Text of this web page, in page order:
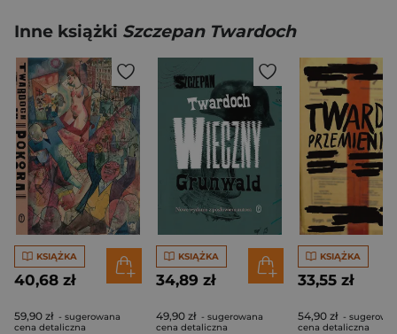
Inne książki Szczepan Twardoch
KSIĄŻKA
40,68 zł
59,90 zł - sugerowana
cena detaliczna
KSIĄŻKA
34,89 zł
49,90 zł - sugerowana
cena detaliczna
KSIĄŻKA
33,55 zł
54,90 zł -
cena detaliczna